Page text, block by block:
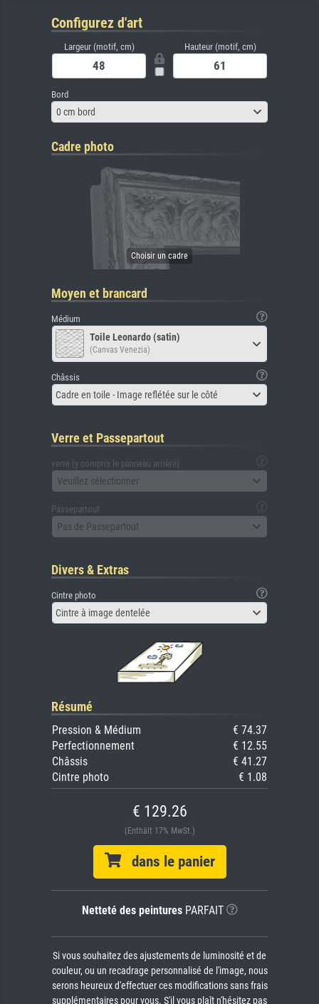
Configurez d'art
Largeur (motif, cm) Hauteur (motif, cm)
Bord
0 cm bord
Cadre photo
Moyen et brancard
Médium
Toile Leonardo (satin)
(Canvas Venezia)
Châssis
Cadre en toile - Image reflétée sur le côté
Verre et Passepartout
verre (y compris le panneau arrière)
Veuillez sélectionner
Passepartout
Pas de Passepartout
Divers & Extras
Cintre photo
Cintre à image dentelée
Résumé
Pression & Médium
€ 74.37
Perfectionnement
€ 12.55
Châssis
€ 41.27
Cintre photo
€ 1.08
€ 129.26
(Enthält 17% MwSt.)
dans le panier
Netteté des peinturesPARFAIT
Si vous souhaitez des ajustements de luminosité et de
couleur, ou un recadrage personnalisé de l'image, nous
serons heureux d'effectuer ces modifications sans frais
supplémentaires pour vous. S'il vous plaît n'hésitez pas